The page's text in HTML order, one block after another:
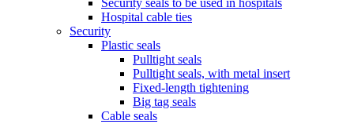
Hospital cable ties
Security
Plastic seals
Pulltight seals
Pulltight seals, with metal insert
Fixed-length tightening
Big tag seals
Cable seals